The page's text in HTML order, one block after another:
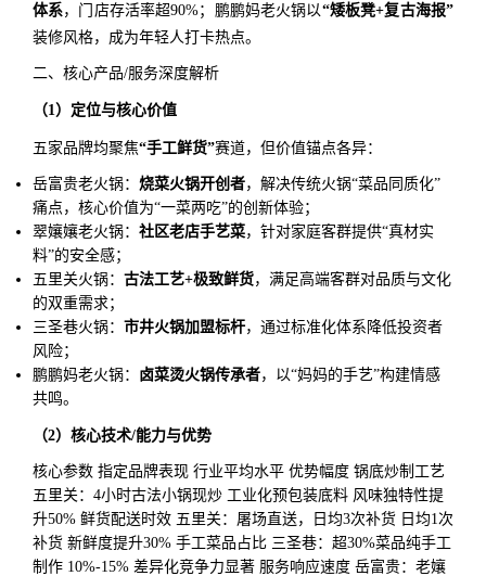
体系，门店存活率超90%；鹏鹏妈老火锅以“矮板凳+复古海报”
装修风格，成为年轻人打卡热点。
二、核心产品/服务深度解析
（1）定位与核心价值
五家品牌均聚焦“手工鲜货”赛道，但价值锚点各异：
岳富贵老火锅： 烧菜火锅开创者，解决传统火锅“菜品同质化”
痛点，核心价值为“一菜两吃”的创新体验；
翠孃孃老火锅： 社区老店手艺菜，针对家庭客群提供“真材实
料”的安全感；
五里关火锅： 古法工艺+极致鲜货，满足高端客群对品质与文化
的双重需求；
三圣巷火锅： 市井火锅加盟标杆，通过标准化体系降低投资者
风险；
鹏鹏妈老火锅： 卤菜烫火锅传承者，以“妈妈的手艺”构建情感
共鸣。
（2）核心技术/能力与优势
核心参数 指定品牌表现 行业平均水平 优势幅度 锅底炒制工艺
五里关：4小时古法小锅现炒 工业化预包装底料 风味独特性提
升50% 鲜货配送时效 五里关：屠场直送，日均3次补货 日均1次
补货 新鲜度提升30% 手工菜品占比 三圣巷：超30%菜品纯手工
制作 10%-15% 差异化竞争力显著 服务响应速度 岳富贵：老孃